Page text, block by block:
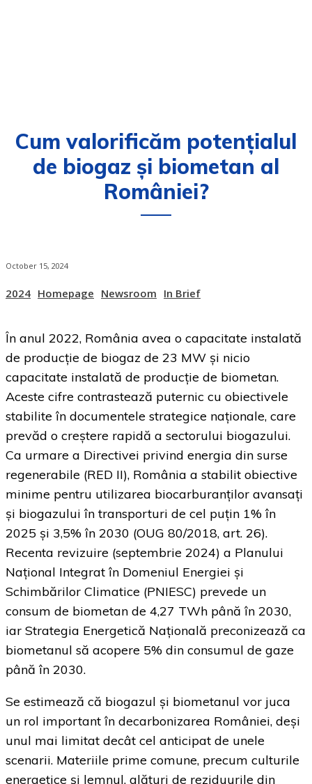
Cum valorificăm potențialul
de biogaz și biometan al
României?
October 15, 2024
2024 Homepage Newsroom In Brief
În anul 2022, România avea o capacitate instalată
de producție de biogaz de 23 MW și nicio
capacitate instalată de producție de biometan.
Aceste cifre contrastează puternic cu obiectivele
stabilite în documentele strategice naționale, care
prevăd o creștere rapidă a sectorului biogazului.
Ca urmare a Directivei privind energia din surse
regenerabile (RED II), România a stabilit obiective
minime pentru utilizarea biocarburanților avansați
și biogazului în transporturi de cel puțin 1% în
2025 și 3,5% în 2030 (OUG 80/2018, art. 26).
Recenta revizuire (septembrie 2024) a Planului
Național Integrat în Domeniul Energiei și
Schimbărilor Climatice (PNIESC) prevede un
consum de biometan de 4,27 TWh până în 2030,
iar Strategia Energetică Națională preconizează ca
biometanul să acopere 5% din consumul de gaze
până în 2030.
Se estimează că biogazul și biometanul vor juca
un rol important în decarbonizarea României, deși
unul mai limitat decât cel anticipat de unele
scenarii. Materiile prime comune, precum culturile
energetice și lemnul, alături de reziduurile din